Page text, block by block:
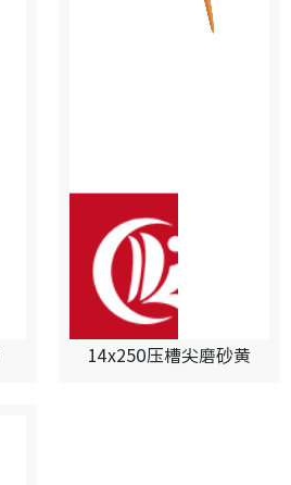
14x250压槽尖磨砂黄